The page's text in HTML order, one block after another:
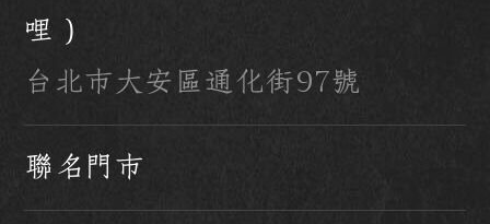
哩）
台北市大安區通化街97號
聯名門市